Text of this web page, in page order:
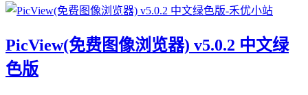
PicView(免费图像浏览器) v5.0.2 中文绿
色版